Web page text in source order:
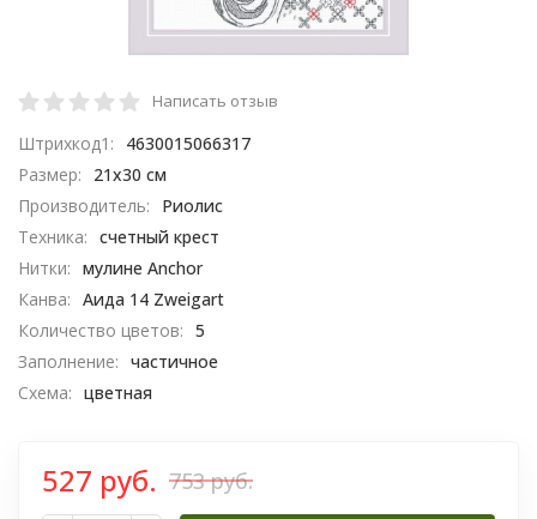
Написать отзыв
Штрихкод1:
4630015066317
Размер:
21х30 см
Производитель:
Риолис
Техника: счетный крест
Нитки: мулине Anchor
Канва: Аида 14 Zweigart
Количество цветов: 5
Заполнение: частичное
Схема: цветная
527 руб. 753 руб.